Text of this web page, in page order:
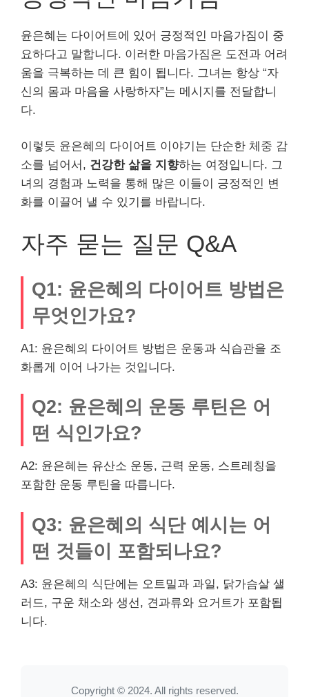
윤은혜는 다이어트에 있어 긍정적인 마음가짐이 중
요하다고 말합니다. 이러한 마음가짐은 도전과 어려
움을 극복하는 데 큰 힘이 됩니다. 그녀는 항상 “자
신의 몸과 마음을 사랑하자”는 메시지를 전달합니
다.
이렇듯 윤은혜의 다이어트 이야기는 단순한 체중 감
소를 넘어서, 건강한 삶을 지향하는 여정입니다. 그
녀의 경험과 노력을 통해 많은 이들이 긍정적인 변
화를 이끌어 낼 수 있기를 바랍니다.
자주 묻는 질문 Q&A
Q1: 윤은혜의 다이어트 방법은
무엇인가요?
A1: 윤은혜의 다이어트 방법은 운동과 식습관을 조
화롭게 이어 나가는 것입니다.
Q2: 윤은혜의 운동 루틴은 어
떤 식인가요?
A2: 윤은혜는 유산소 운동, 근력 운동, 스트레칭을
포함한 운동 루틴을 따릅니다.
Q3: 윤은혜의 식단 예시는 어
떤 것들이 포함되나요?
A3: 윤은혜의 식단에는 오트밀과 과일, 닭가슴살 샐
러드, 구운 채소와 생선, 견과류와 요거트가 포함됩
니다.
Copyright © 2024. All rights reserved.